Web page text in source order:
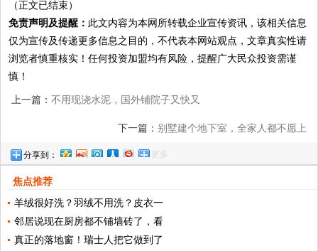
（正文已结束）
免责声明及提醒： 此文内容为本网所转载企业宣传资讯，该相关信息
仅为宣传及传递更多信息之目的，不代表本网站观点，文章真实性请
浏览者慎重核实！任何投资加盟均有风险，提醒广大民众投资需谨
慎！
上一篇： 不用现浇水泥，国外铺院子又快又
省钱，摊铺模板用二三十年不开裂
下一篇： 别墅建个地下室，全家人都不愿上
分享到： 更多
焦点推荐
羊绒很好洗？羽绒不用洗？皮衣一
邻居说现在厨房都不铺墙砖了，看
真正的落地窗！瑞士人把它做到了